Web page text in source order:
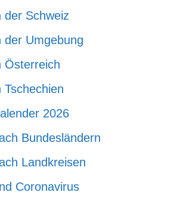
der Schweiz
der Umgebung
Österreich
Tschechien
2026
Bundesländern
Landkreisen
Coronavirus